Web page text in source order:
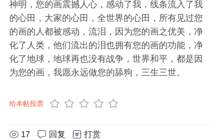
神明，您的画震撼人心，感动了我，线条流入了我
的心田，大家的心田，全世界的心田，所有见过您
的画的人都被感动，流泪，因为您的画之优美，净
化了人类，他们流出的泪也拥有您的画的功能，净
化了地球，地球再也没有战争，世界和平，都是因
为您的画，我愿永远做您的舔狗，三生三世。
给本帖投票
17 回复 打赏